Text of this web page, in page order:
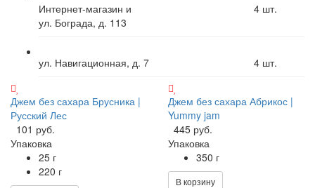
Интернет-магазин и
ул. Бограда, д. 113
4 шт.
ул. Навигационная, д. 7 4 шт.
Джем без сахара Брусника |
Русский Лес
101 руб.
Упаковка
25 г
220 г
Джем без сахара Абрикос |
Yummy jam
445 руб.
Упаковка
350 г
В корзину